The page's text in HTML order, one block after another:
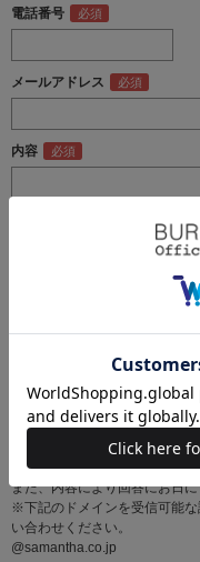
電話番号
メールアドレス
内容
※お問い合わせはサマンサタ
次対応いたします。
土・日・祝日にいただいたメ
しますので あらかじめご了承
また、内容により回答にお日
※下記のドメインを受信可能
い合わせください。
@samantha.co.jp